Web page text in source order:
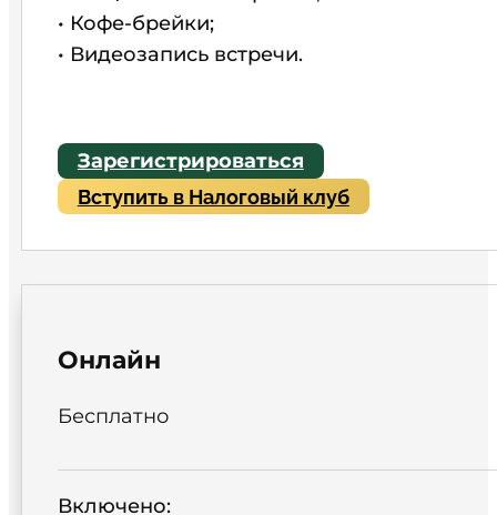
• Кофе-брейки;
• Видеозапись встречи.
Зарегистрироваться
Вступить в Налоговый клуб
Онлайн
Бесплатно
Включено: